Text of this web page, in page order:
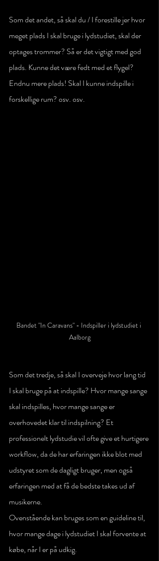
Som det andet, så skal du / I forestille jer hvor
meget plads I skal bruge i lydstudiet, skal der
optages trommer? Så er det vigtigt med god
plads. Kunne det være fedt med et flygel?
Endnu mere plads! Skal I kunne indspille i
forskellige rum? osv. osv.
Bandet "In Caravans" - Indspiller i lydstudiet i
Aalborg
Som det tredje, så skal I overveje hvor lang tid
I skal bruge på at indspille? Hvor mange sange
skal indspilles, hvor mange sange er
overhovedet klar til indspilning? Et
professionelt lydstudie vil ofte give et hurtigere
workflow, da de har erfaringen ikke blot med
udstyret som de dagligt bruger, men også
erfaringen med at få de bedste takes ud af
musikerne.
Ovenstående kan bruges som en guideline til,
hvor mange dage i lydstudiet I skal forvente at
købe, når I er på udkig.